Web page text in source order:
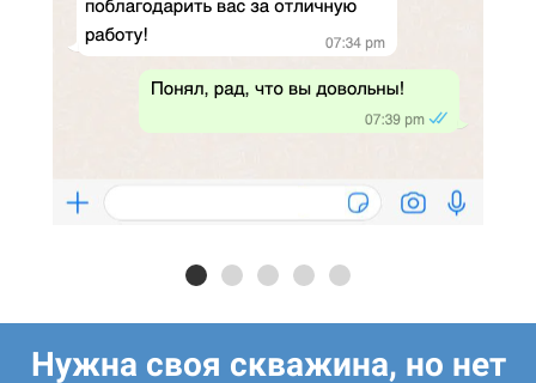
Нужна своя скважина, но нет